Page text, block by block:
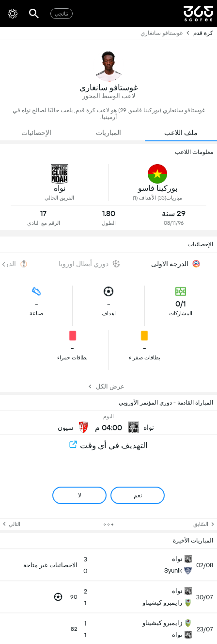
نتائجي
كرة قدم غوستافو سانغاري
غوستافو سانغاري
لاعب الوسط المحور
غوستافو سانغاري (بوركينا فاسو, 29) هو لاعب كرة قدم, يلعب حاليًا لصالح نواه في
أرمينيا.
ملف اللاعب المباريات الإحصائيات
معلومات اللاعب
بوركينا فاسو
مباريات(33) الأهداف (1)
نواه
الفريق الحالي
29 سنة
08/11/96
1.80
الطول
17
الرقم مع النادي
الإحصائيات
الدرجة الاولى دوري أبطال اوروبا
0/1
المشاركات
-
اهداف
-
صناعة
-
بطاقات صفراء
-
بطاقات حمراء
عرض الكل
المباراة القادمة - دوري المؤتمر الأوروبي
نواه
اليوم
04:00 م سيون
التهديف في أي وقت
نعم لا
السّابق التالي
المباريات الأخيرة
02/08
نواه
Syunik
3
0
الاحصائيات غير متاحة
30/07
نواه
زايمبرو كيشيناو
2
1
90
23/07
زايمبرو كيشيناو
نواه
1
1
82